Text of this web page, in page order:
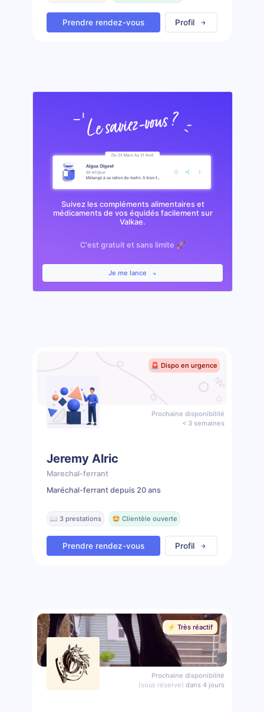
Prendre rendez-vous Profil
Suivez les compléments alimentaires et
médicaments de vos équidés facilement sur
Valkae.
C'est gratuit et sans limite 🚀
Je me lance
🚨 Dispo en urgence
Prochaine disponibilité
< 3 semaines
Jeremy Alric
Marechal-ferrant
Maréchal-ferrant depuis 20 ans
📖 3 prestations 🤩 Clientèle ouverte
Prendre rendez-vous Profil
⚡️ Très réactif
Prochaine disponibilité
(sous réserve) dans 4 jours